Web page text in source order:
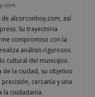
alcorconhoy.com, así
Su trayectoria
compromiso con la
análisis rigurosos
cultural del municipio.
de la ciudad, su objetivo
cercanía y una
la ciudadanía.
Google